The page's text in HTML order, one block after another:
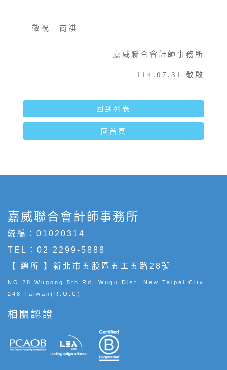
敬祝 商祺
嘉威聯合會計師事務所
114.07.31 敬啟
回到列表
回首頁
嘉威聯合會計師事務所
統編：01020314
TEL： 02 2299-5888
【 總所 】新北市五股區五工五路28號
NO.28,Wugong 5th Rd.,Wugu Dist.,New Taipei City
248,Taiwan(R.O.C)
相關認證